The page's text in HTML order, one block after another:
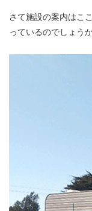
さて施設の案内はこ
っているのでしょうか